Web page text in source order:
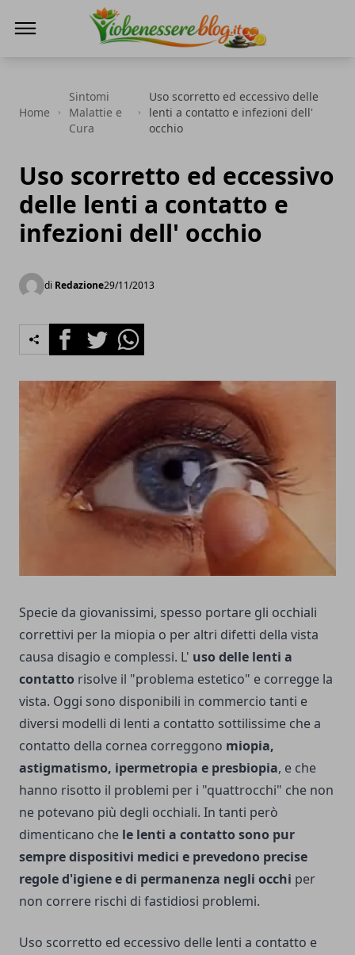
Home
Sintomi
Malattie e
Cura
Uso scorretto ed eccessivo delle
lenti a contatto e infezioni dell'
occhio
Uso scorretto ed eccessivo
delle lenti a contatto e
infezioni dell' occhio
di Redazione29/11/2013
FacebookTwitterWhatsapp
Specie da giovanissimi, spesso portare gli occhiali
correttivi per la miopia o per altri difetti della vista
causa disagio e complessi. L' uso delle lenti a
contatto risolve il "problema estetico" e corregge la
vista. Oggi sono disponibili in commercio tanti e
diversi modelli di lenti a contatto sottilissime che a
contatto della cornea correggono miopia,
astigmatismo, ipermetropia e presbiopia, e che
hanno risotto il problemi per i "quattrocchi" che non
ne potevano più degli occhiali. In tanti però
dimenticano che le lenti a contatto sono pur
sempre dispositivi medici e prevedono precise
regole d'igiene e di permanenza negli occhi per
non correre rischi di fastidiosi problemi.
Uso scorretto ed eccessivo delle lenti a contatto e